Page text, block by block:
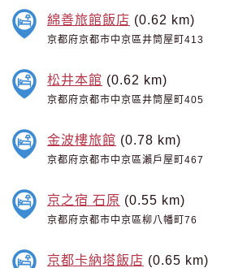
綿善旅館飯店 (0.62 km)
京都府京都市中京區井筒屋町413
松井本館 (0.62 km)
京都府京都市中京區井筒屋町405
金波樓旅館 (0.78 km)
京都府京都市中京區瀨戶屋町467
京之宿 石原 (0.55 km)
京都府京都市中京區柳八幡町76
京都卡納塔飯店 (0.65 km)